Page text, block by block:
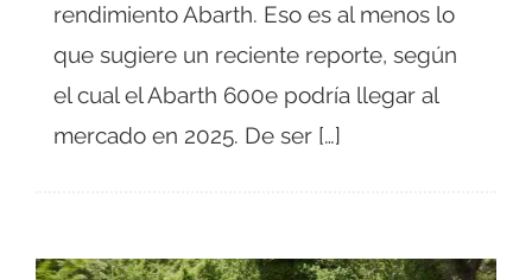
rendimiento Abarth. Eso es al menos lo
que sugiere un reciente reporte, según
el cual el Abarth 600e podría llegar al
mercado en 2025. De ser […]